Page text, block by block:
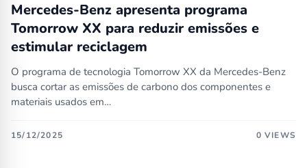
Mercedes-Benz apresenta programa
Tomorrow XX para reduzir emissões e
estimular reciclagem
O programa de tecnologia Tomorrow XX da Mercedes-Benz
busca cortar as emissões de carbono dos componentes e
materiais usados em…
15/12/2025 0 VIEWS